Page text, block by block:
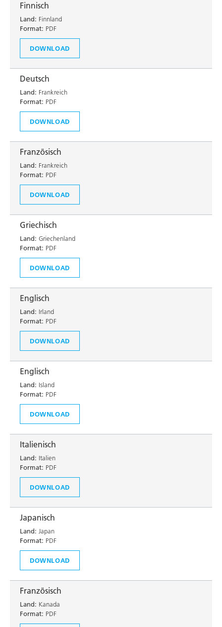
Finnisch
Land: Finnland
Format: PDF
DOWNLOAD
Deutsch
Land: Frankreich
Format: PDF
DOWNLOAD
Französisch
Land: Frankreich
Format: PDF
DOWNLOAD
Griechisch
Land: Griechenland
Format: PDF
DOWNLOAD
Englisch
Land: Irland
Format: PDF
DOWNLOAD
Englisch
Land: Island
Format: PDF
DOWNLOAD
Italienisch
Land: Italien
Format: PDF
DOWNLOAD
Japanisch
Land: Japan
Format: PDF
DOWNLOAD
Französisch
Land: Kanada
Format: PDF